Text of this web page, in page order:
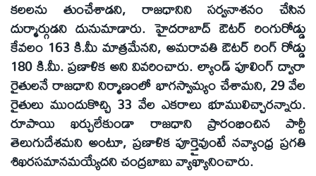
కలలను తుంచేశాడని, రాజధానిని సర్వనాశనం చేసిన
దుర్మార్గుడని దునుమాడారు. హైదరాబాద్‌ ఔటర్‌ రింగురోడ్డు
కేవలం 163 కి.మీ మాత్రమేనని, అమరావతి ఔటర్‌ రింగ్‌ రోడ్డు
180 కి.మీ. ప్రణాళిక అని వివరించారు. ల్యాండ్‌ ఫూలింగ్‌ ద్వారా
రైతులనే రాజధాని నిర్మాణంలో భాగస్వామ్యం చేశామని, 29 వేల
రైతులు ముందుకొచ్చి 33 వేల ఎకరాలు భూములిచ్చారన్నారు.
రూపాయి ఖర్చులేకుండా రాజధాని ప్రారంభించిన పార్టీ
తెలుగుదేశమని అంటూ, ప్రణాళిక పూర్తైవుంటే నవ్యాంధ్ర ప్రగతి
శిఖరసమానమయ్యేదని చంద్రబాబు వ్యాఖ్యానించారు.